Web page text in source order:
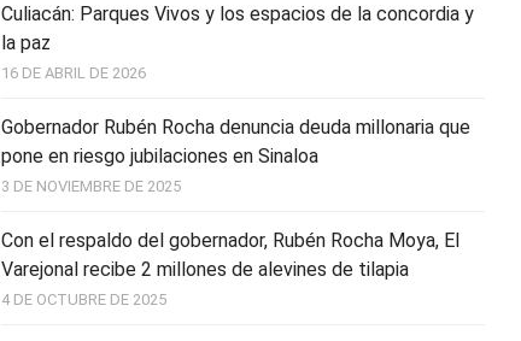
Culiacán: Parques Vivos y los espacios de la concordia y
la paz
16 DE ABRIL DE 2026
Gobernador Rubén Rocha denuncia deuda millonaria que
pone en riesgo jubilaciones en Sinaloa
3 DE NOVIEMBRE DE 2025
Con el respaldo del gobernador, Rubén Rocha Moya, El
Varejonal recibe 2 millones de alevines de tilapia
4 DE OCTUBRE DE 2025